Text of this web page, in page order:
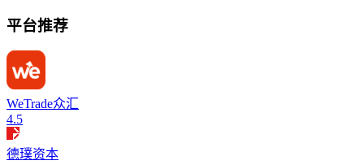
平台推荐
WeTrade众汇
4.5
德璞资本